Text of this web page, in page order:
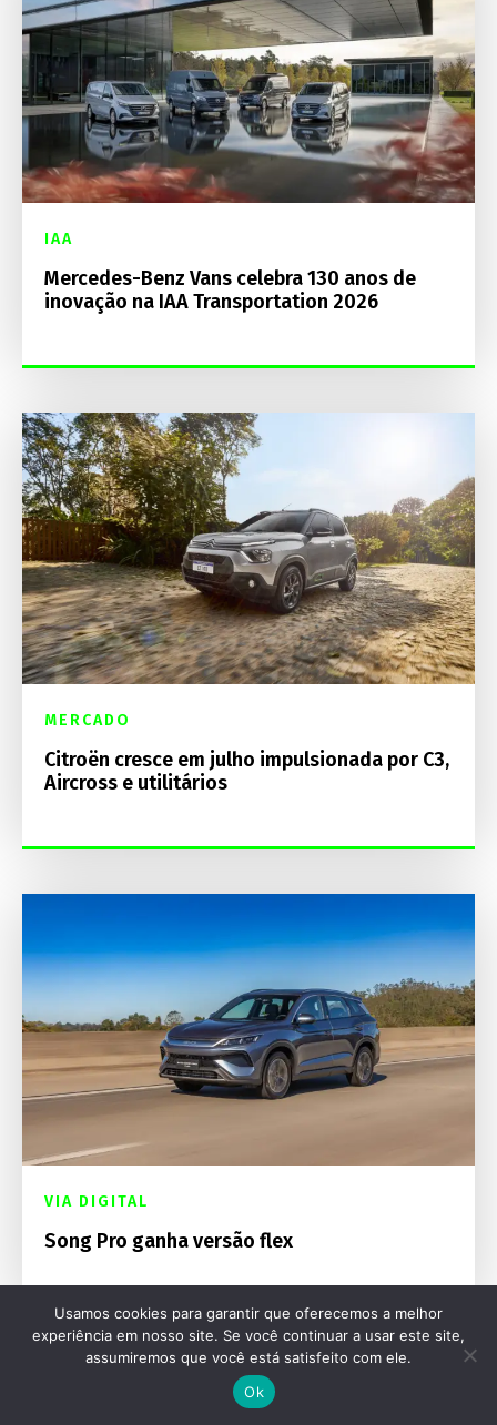
IAA
Mercedes-Benz Vans celebra 130 anos de
inovação na IAA Transportation 2026
MERCADO
Citroën cresce em julho impulsionada por C3,
Aircross e utilitários
VIA DIGITAL
Song Pro ganha versão flex
Destaques Mecânica Online
Usamos cookies para garantir que oferecemos a melhor
experiência em nosso site. Se você continuar a usar este site,
assumiremos que você está satisfeito com ele.
Ok